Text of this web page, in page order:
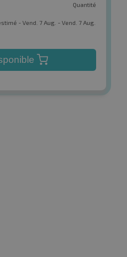
Quantité
- Vend. 7 Aug. - Vend. 7 Aug.